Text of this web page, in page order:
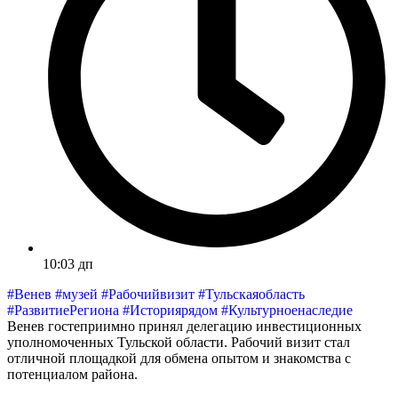
10:03 дп
#Венев #музей #Рабочийвизит #Тульскаяобласть
#РазвитиеРегиона #Историярядом #Культурноенаследие
Венев гостеприимно принял делегацию инвестиционных
уполномоченных Тульской области. Рабочий визит стал
отличной площадкой для обмена опытом и знакомства с
потенциалом района.